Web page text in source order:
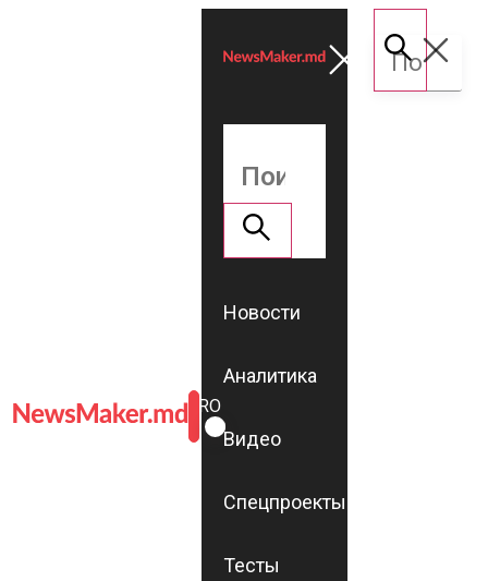
ROMÂNĂ
RU
Новости
Аналитика
Видео
Спецпроекты
Тесты